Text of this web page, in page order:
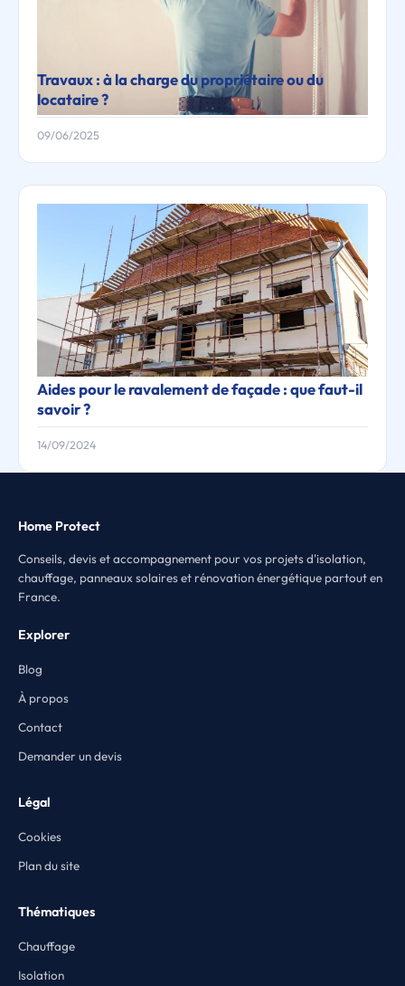
Travaux : à la charge du propriétaire ou du
locataire ?
09/06/2025
Aides pour le ravalement de façade : que faut-il
savoir ?
14/09/2024
Home Protect
Conseils, devis et accompagnement pour vos projets d'isolation,
chauffage, panneaux solaires et rénovation énergétique partout en
France.
Explorer
Blog
À propos
Contact
Demander un devis
Légal
Cookies
Plan du site
Thématiques
Chauffage
Isolation